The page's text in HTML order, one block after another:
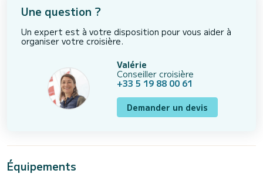
Une question ?
Un expert est à votre disposition pour vous aider à
organiser votre croisière.
Valérie
Conseiller croisière
+33 5 19 88 00 61
Demander un devis
Équipements